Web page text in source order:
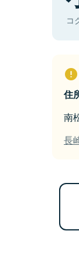
コ
住
南
長